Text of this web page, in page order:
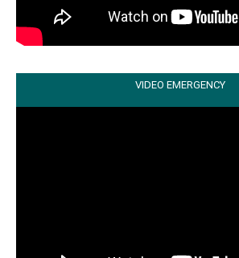
VIDEO EMERGENCY